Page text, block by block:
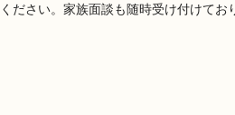
ださい。家族面談も随時受け付けてお